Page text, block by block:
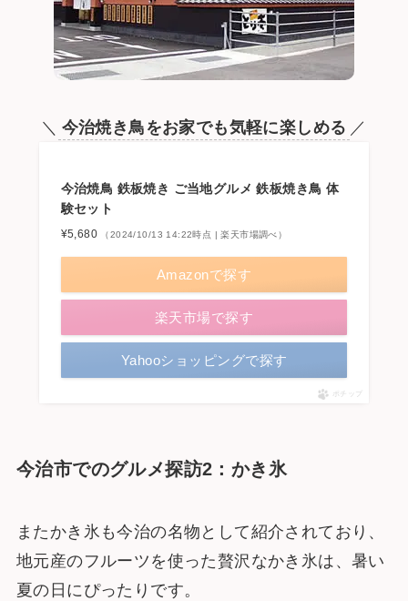
＼ 今治焼き鳥をお家でも気軽に楽しめる ／
今治焼鳥 鉄板焼き ご当地グルメ 鉄板焼き鳥 体
験セット
¥5,680 （2024/10/13 14:22時点 | 楽天市場調べ）
Amazonで探す
楽天市場で探す
Yahooショッピングで探す
ポチップ
今治市でのグルメ探訪2：かき氷
またかき氷も今治の名物として紹介されており、
地元産のフルーツを使った贅沢なかき氷は、暑い
夏の日にぴったりです。